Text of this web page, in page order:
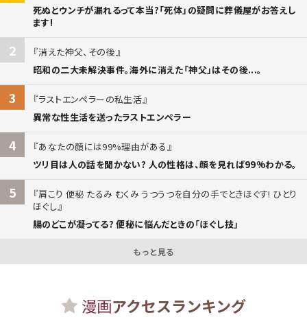
死ぬとウンチが漏れるって本当?「死体」の疑問に葬儀屋がお答えし
ます!
2
消えた神父、その後
昭和の二大未解決事件。海外に消えた「神父」はその後...。
3
ラストエンペラーの私生活
異常な性生活を送ったラストエンペラー
4
あなたの顔には99%理由がある
ツリ目は人の話を聞かない? 人の性格は、顔を見れば99%わかる。
5
肩こり 便秘 たるみ むくみ うつうつを自分の手でときほぐす! ひとり
ほぐし
腸のどこが凝ってる? 便秘に悩んだときの「ほぐし技」
もっと見る
漫画アクセスランキング